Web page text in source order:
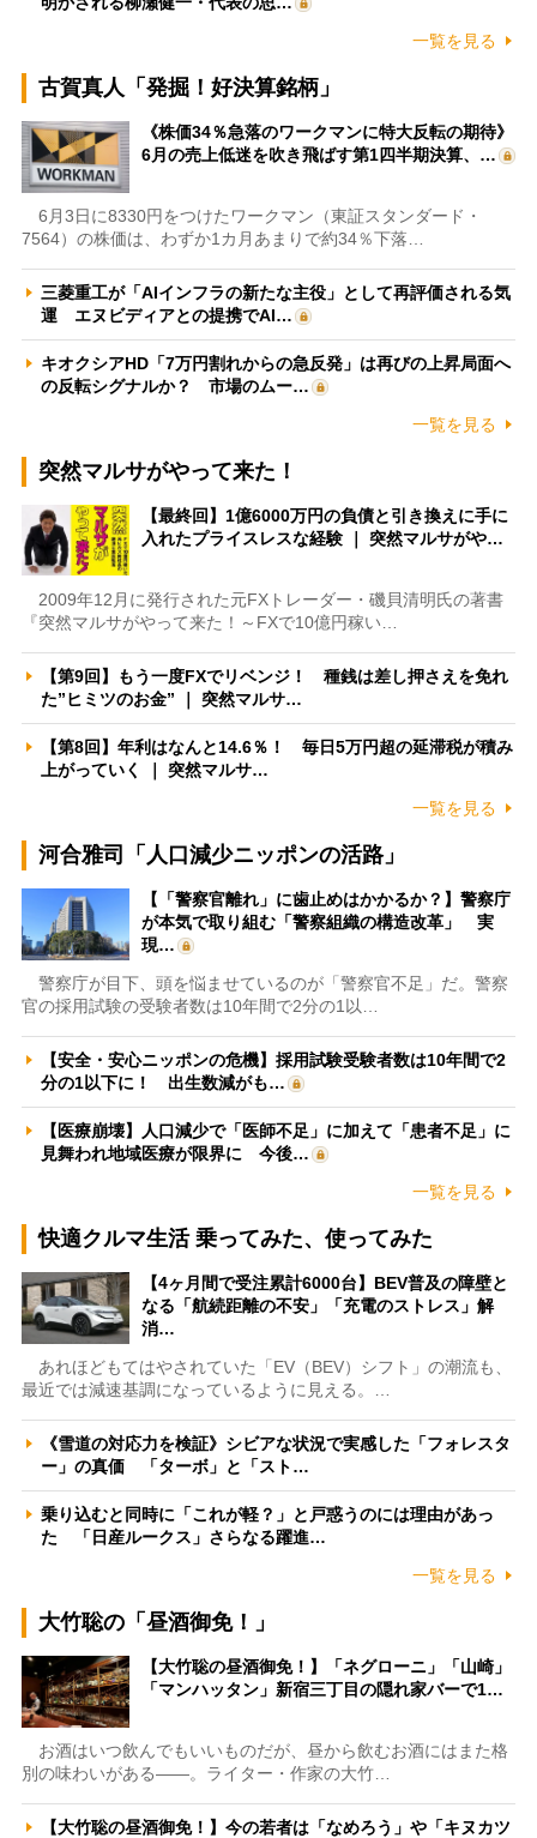
一覧を見る
古賀真人「発掘！好決算銘柄」
《株価34％急落のワークマンに特大反転の期待》
6月の売上低迷を吹き飛ばす第1四半期決算、…
6月3日に8330円をつけたワークマン（東証スタンダード・
7564）の株価は、わずか1カ月あまりで約34％下落…
三菱重工が「AIインフラの新たな主役」として再評価される気
運 エヌビディアとの提携でAI…
キオクシアHD「7万円割れからの急反発」は再びの上昇局面へ
の反転シグナルか？ 市場のムー…
一覧を見る
突然マルサがやって来た！
【最終回】1億6000万円の負債と引き換えに手に
入れたプライスレスな経験 ｜ 突然マルサがや…
2009年12月に発行された元FXトレーダー・磯貝清明氏の著書
『突然マルサがやって来た！～FXで10億円稼い…
【第9回】もう一度FXでリベンジ！ 種銭は差し押さえを免れ
た”ヒミツのお金” ｜ 突然マルサ…
【第8回】年利はなんと14.6％！ 毎日5万円超の延滞税が積み
上がっていく ｜ 突然マルサ…
一覧を見る
河合雅司「人口減少ニッポンの活路」
【「警察官離れ」に歯止めはかかるか？】警察庁
が本気で取り組む「警察組織の構造改革」 実
現…
警察庁が目下、頭を悩ませているのが「警察官不足」だ。警察
官の採用試験の受験者数は10年間で2分の1以…
【安全・安心ニッポンの危機】採用試験受験者数は10年間で2
分の1以下に！ 出生数減がも…
【医療崩壊】人口減少で「医師不足」に加えて「患者不足」に
見舞われ地域医療が限界に 今後…
一覧を見る
快適クルマ生活 乗ってみた、使ってみた
【4ヶ月間で受注累計6000台】BEV普及の障壁と
なる「航続距離の不安」「充電のストレス」解
消…
あれほどもてはやされていた「EV（BEV）シフト」の潮流も、
最近では減速基調になっているように見える。…
《雪道の対応力を検証》シビアな状況で実感した「フォレスタ
ー」の真価 「ターボ」と「スト…
乗り込むと同時に「これが軽？」と戸惑うのには理由があっ
た 「日産ルークス」さらなる躍進…
一覧を見る
大竹聡の「昼酒御免！」
【大竹聡の昼酒御免！】「ネグローニ」「山崎」
「マンハッタン」新宿三丁目の隠れ家バーで1…
お酒はいつ飲んでもいいものだが、昼から飲むお酒にはまた格
別の味わいがある――。ライター・作家の大竹…
【大竹聡の昼酒御免！】今の若者は「なめろう」や「キヌカツ